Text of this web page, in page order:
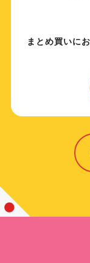
まとめ買いに